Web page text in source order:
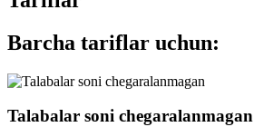
Barcha tariflar uchun:
Talabalar soni chegaralanmagan